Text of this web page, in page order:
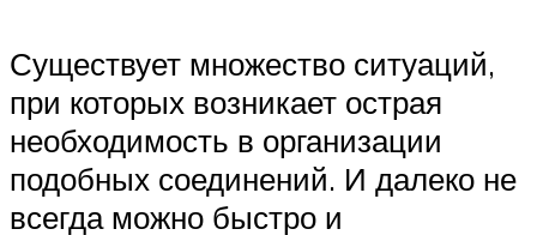
Существует множество ситуаций,
при которых возникает острая
необходимость в организации
подобных соединений. И далеко не
всегда можно быстро и